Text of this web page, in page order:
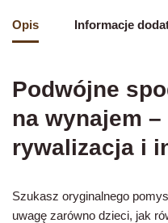
Opis Informacje
Podwójne
na wynajem
rywalizacja i
Szukasz oryginalnego
uwagę zarówno dzieci, jak